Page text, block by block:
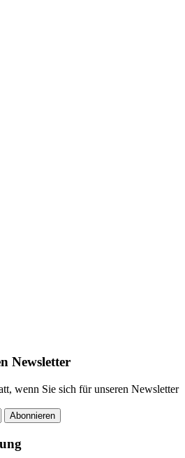
Newsletter
wenn Sie sich für unseren Newsletter
Abonnieren